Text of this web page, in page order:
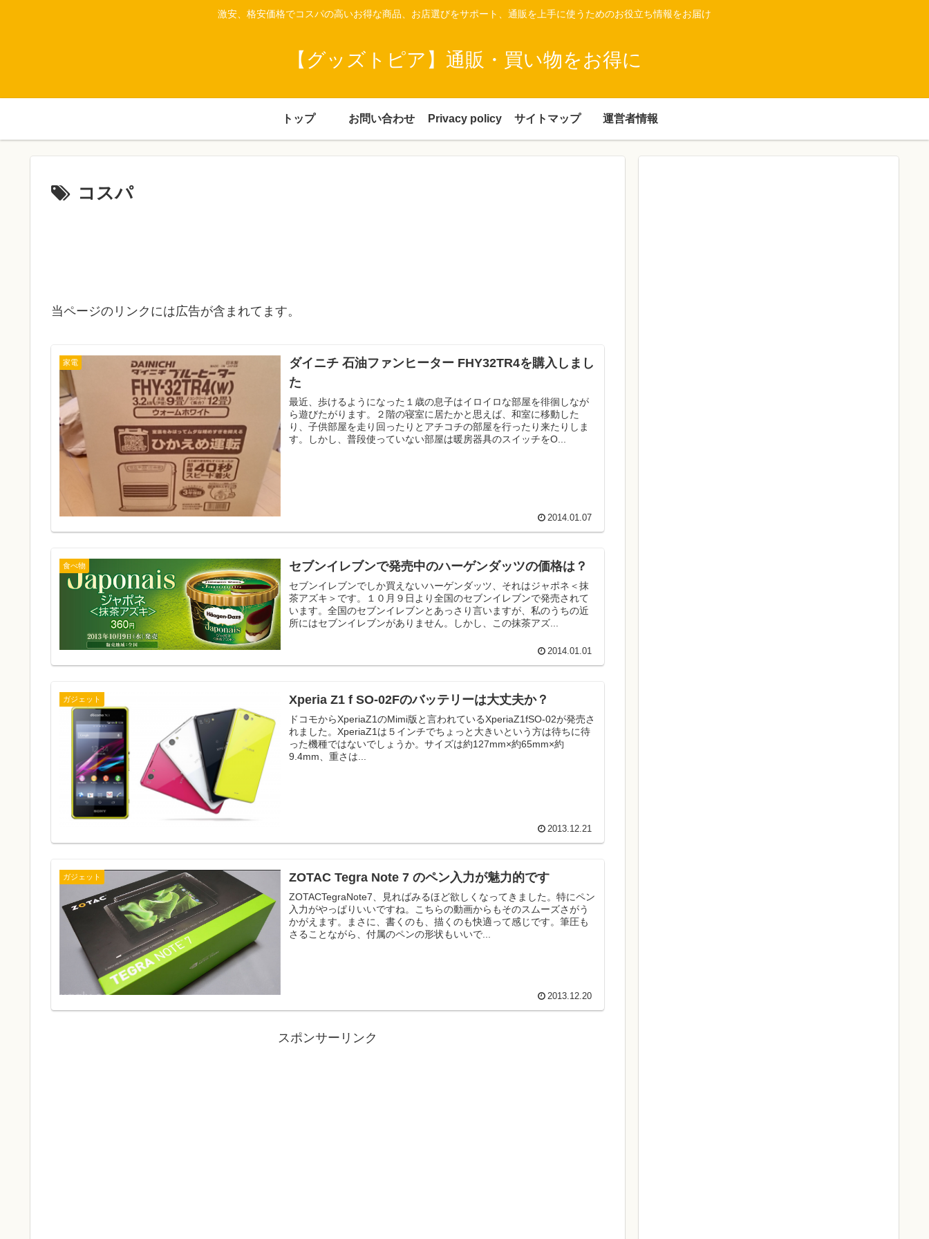
激安、格安価格でコスパの高いお得な商品、お店選びをサポート、通販を上手に使うためのお役立ち情報をお届け
【グッズトピア】通販・買い物をお得に
トップ お問い合わせ Privacy policy サイトマップ 運営者情報
コスパ
当ページのリンクには広告が含まれてます。
家電
ダイニチ 石油ファンヒーター FHY32TR4を購入しまし
た
最近、歩けるようになった１歳の息子はイロイロな部屋を徘徊しなが
ら遊びたがります。２階の寝室に居たかと思えば、和室に移動した
り、子供部屋を走り回ったりとアチコチの部屋を行ったり来たりしま
す。しかし、普段使っていない部屋は暖房器具のスイッチをO...
2014.01.07
食べ物 セブンイレブンで発売中のハーゲンダッツの価格は？
セブンイレブンでしか買えないハーゲンダッツ、それはジャポネ＜抹
茶アズキ＞です。１０月９日より全国のセブンイレブンで発売されて
います。全国のセブンイレブンとあっさり言いますが、私のうちの近
所にはセブンイレブンがありません。しかし、この抹茶アズ...
2014.01.01
ガジェット Xperia Z1 f SO-02Fのバッテリーは大丈夫か？
ドコモからXperiaZ1のMimi版と言われているXperiaZ1fSO-02が発売さ
れました。XperiaZ1は５インチでちょっと大きいという方は待ちに待
った機種ではないでしょうか。サイズは約127mm×約65mm×約
9.4mm、重さは...
2013.12.21
ガジェット ZOTAC Tegra Note 7 のペン入力が魅力的です
ZOTACTegraNote7、見ればみるほど欲しくなってきました。特にペン
入力がやっぱりいいですね。こちらの動画からもそのスムーズさがう
かがえます。まさに、書くのも、描くのも快適って感じです。筆圧も
さることながら、付属のペンの形状もいいで...
2013.12.20
スポンサーリンク